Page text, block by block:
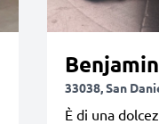
Benjamin
33038, San
È di una